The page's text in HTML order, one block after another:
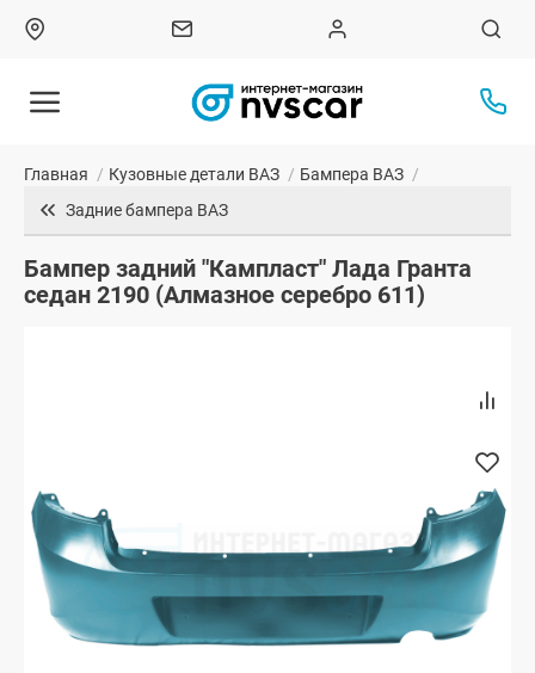
Главная / Кузовные детали ВАЗ / Бампера ВАЗ /
Задние бампера ВАЗ
Бампер задний "Кампласт" Лада Гранта
седан 2190 (Алмазное серебро 611)